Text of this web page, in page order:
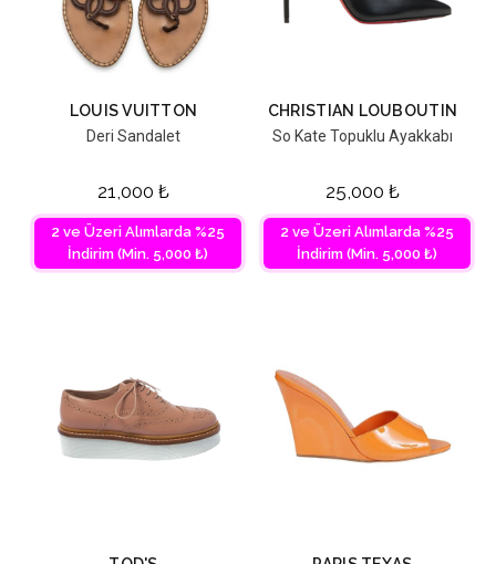
LOUIS VUITTON
Deri Sandalet
21,000 ₺
2 ve Üzeri Alımlarda %25
İndirim (Min. 5,000 ₺)
CHRISTIAN LOUBOUTIN
So Kate Topuklu Ayakkabı
25,000 ₺
2 ve Üzeri Alımlarda %25
İndirim (Min. 5,000 ₺)